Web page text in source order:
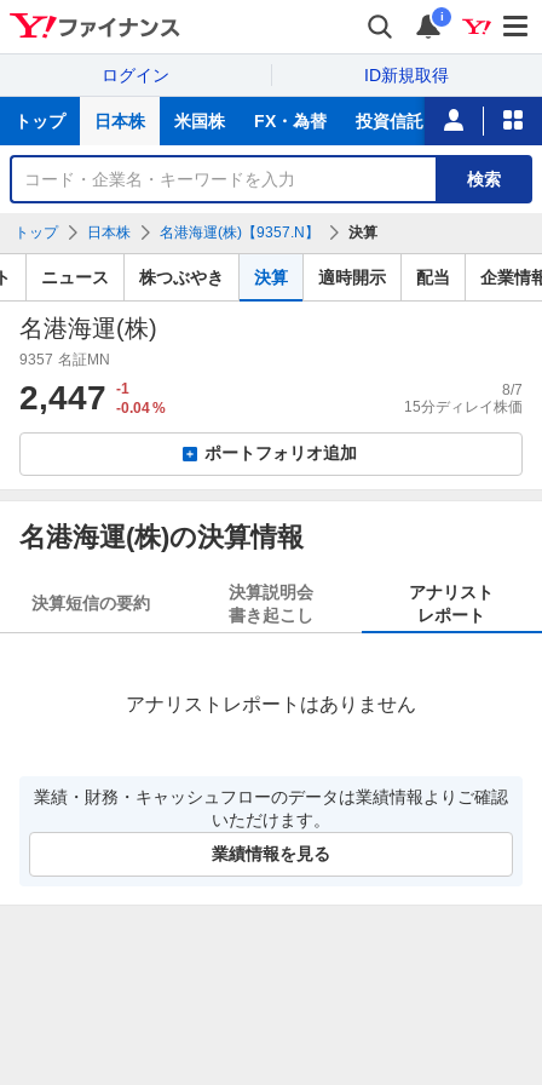
i
ログイン ID新規取得
サ
トップ 日本株 米国株 FX・為替 投資信託 ニュース
銘
検
検索
トップ 日本株 名港海運(株)【9357.N】 決算
ニュース 株つぶやき 決算 適時開示 配当 企業情
名港海運(株)
9357 名証MN
2,447
-1
-0.04%
8/7
15分ディレイ株価
ポートフォリオ追加
名港海運(株)の決算情報
決算短信の要約
決算説明会
書き起こし
アナリスト
レポート
アナリストレポートはありません
業績・財務・キャッシュフローのデータは業績情報よりご確認
いただけます。
業績情報を見る